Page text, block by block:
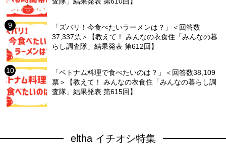
「ズバリ！今食べたいラーメンは？」＜回答数
37,337票＞【教えて！ みんなの衣食住「みんなの暮
らし調査隊」結果発表 第612回】
「ベトナム料理で食べたいのは？」＜回答数38,109
票＞【教えて！ みんなの衣食住「みんなの暮らし調
査隊」結果発表 第615回】
eltha イチオシ特集